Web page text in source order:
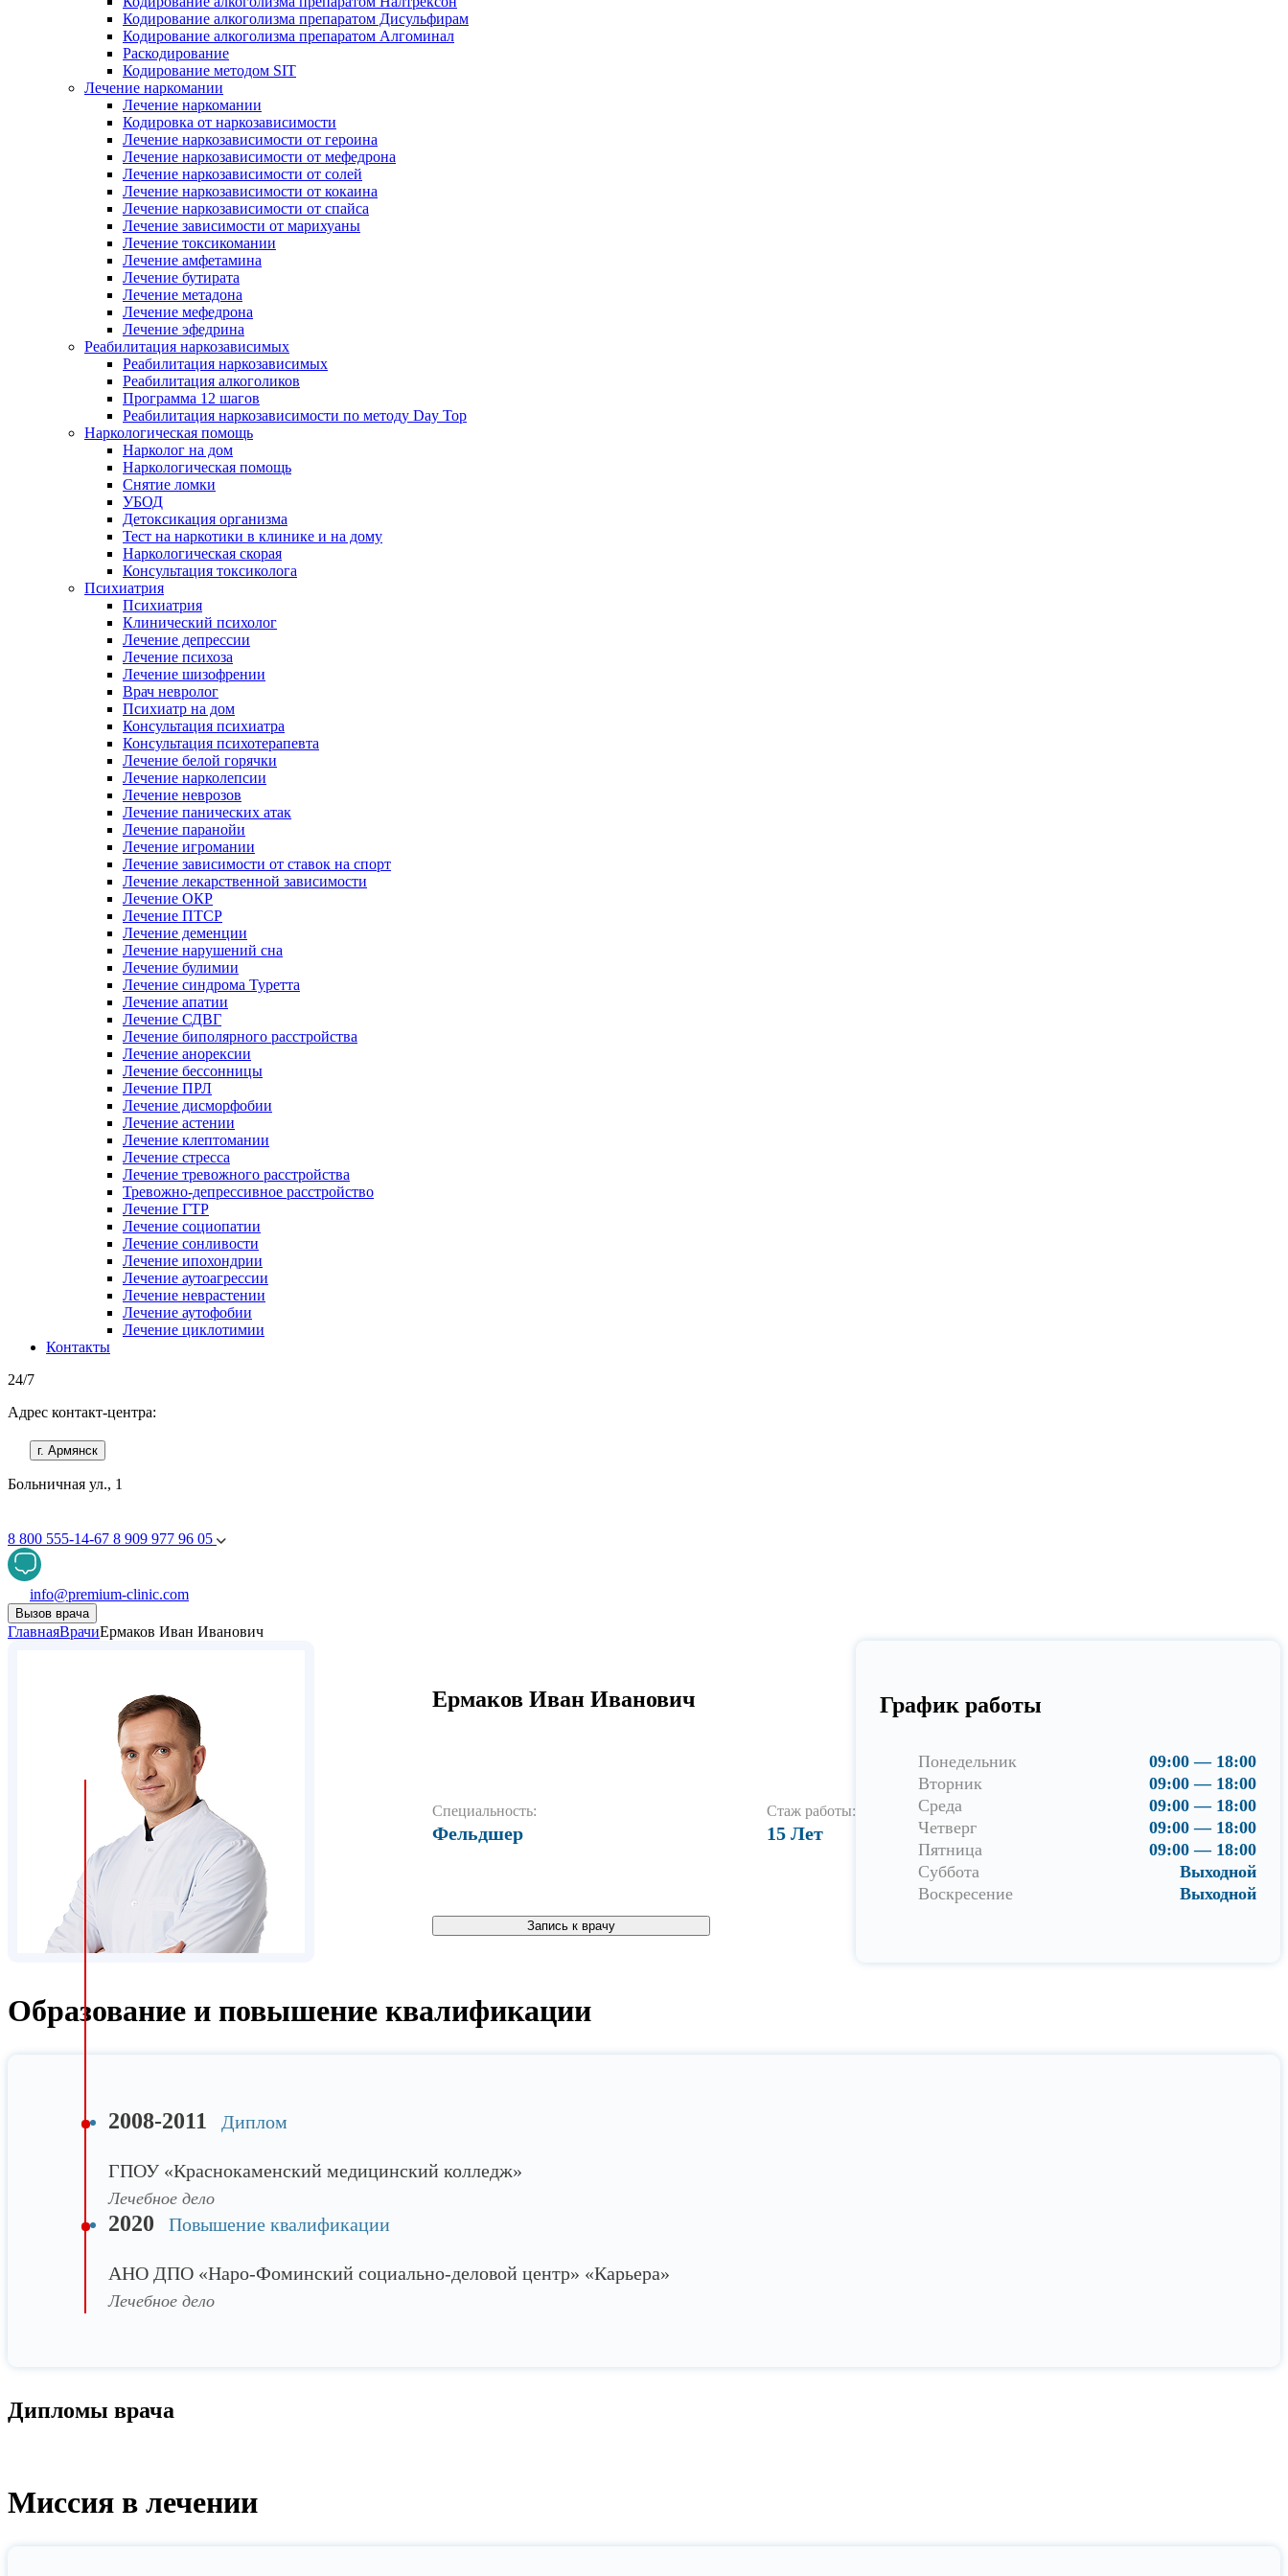
Кодирование алкоголизма препаратом Дисульфирам
Кодирование алкоголизма препаратом Алгоминал
Раскодирование
Кодирование методом SIT
Лечение наркомании
Лечение наркомании
Кодировка от наркозависимости
Лечение наркозависимости от героина
Лечение наркозависимости от мефедрона
Лечение наркозависимости от солей
Лечение наркозависимости от кокаина
Лечение наркозависимости от спайса
Лечение зависимости от марихуаны
Лечение токсикомании
Лечение амфетамина
Лечение бутирата
Лечение метадона
Лечение мефедрона
Лечение эфедрина
Реабилитация наркозависимых
Реабилитация наркозависимых
Реабилитация алкоголиков
Программа 12 шагов
Реабилитация наркозависимости по методу Day Top
Наркологическая помощь
Нарколог на дом
Наркологическая помощь
Снятие ломки
УБОД
Детоксикация организма
Тест на наркотики в клинике и на дому
Наркологическая скорая
Консультация токсиколога
Психиатрия
Психиатрия
Клинический психолог
Лечение депрессии
Лечение психоза
Лечение шизофрении
Врач невролог
Психиатр на дом
Консультация психиатра
Консультация психотерапевта
Лечение белой горячки
Лечение нарколепсии
Лечение неврозов
Лечение панических атак
Лечение паранойи
Лечение игромании
Лечение зависимости от ставок на спорт
Лечение лекарственной зависимости
Лечение ОКР
Лечение ПТСР
Лечение деменции
Лечение нарушений сна
Лечение булимии
Лечение синдрома Туретта
Лечение апатии
Лечение СДВГ
Лечение биполярного расстройства
Лечение анорексии
Лечение бессонницы
Лечение ПРЛ
Лечение дисморфобии
Лечение астении
Лечение клептомании
Лечение стресса
Лечение тревожного расстройства
Тревожно-депрессивное расстройство
Лечение ГТР
Лечение социопатии
Лечение сонливости
Лечение ипохондрии
Лечение аутоагрессии
Лечение неврастении
Лечение аутофобии
Лечение циклотимии
Контакты
24/7
Адрес контакт-центра:
г. Армянск
Больничная ул., 1
8 800 555-14-67 8 909 977 96 05
info@premium-clinic.com
Вызов врача
ГлавнаяВрачиЕрмаков Иван Иванович
Ермаков Иван Иванович
Специальность:
Фельдшер
Стаж работы:
15 Лет
Запись к врачу
График работы
Понедельник
09:00 — 18:00
Вторник
09:00 — 18:00
Среда
09:00 — 18:00
Четверг
09:00 — 18:00
Пятница
09:00 — 18:00
Суббота
Выходной
Воскресение
Выходной
Образование и повышение квалификации
2008-2011 Диплом
ГПОУ «Краснокаменский медицинский колледж»
Лечебное дело
2020 Повышение квалификации
АНО ДПО «Наро-Фоминский социально-деловой центр» «Карьера»
Лечебное дело
Дипломы врача
Миссия в лечении